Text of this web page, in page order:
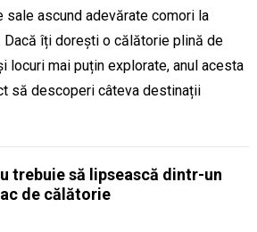
sale ascund adevărate comori la
îți dorești o călătorie plină de
locuri mai puțin explorate, anul acesta
să descoperi câteva destinații
trebuie să lipsească dintr-un
de călătorie